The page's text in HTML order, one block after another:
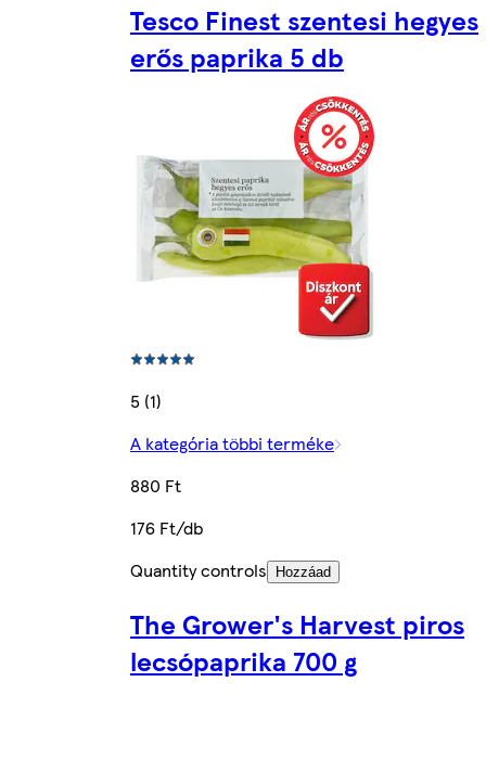
Tesco Finest szentesi hegyes
erős paprika 5 db
5 (1)
A kategória többi terméke
880 Ft
176 Ft/db
Quantity controls
Hozzáad
The Grower's Harvest piros
lecsópaprika 700 g